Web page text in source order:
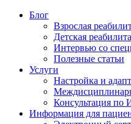
Блог
Взрослая
Детская
Интервью со
Полезные статьи
Услуги
Настройка и
Консультация по
Информация для